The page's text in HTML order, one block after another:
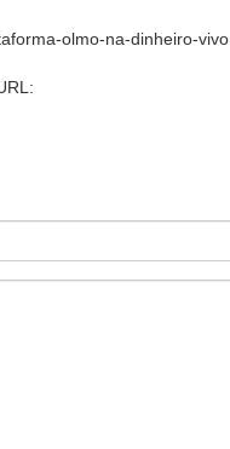
olmo-na-dinheiro-vivo